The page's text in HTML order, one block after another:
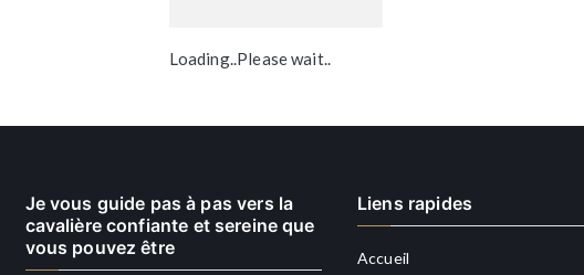
Loading..Please wait..
Je vous guide pas à pas vers la
cavalière confiante et sereine que
vous pouvez être
Liens rapides
Accueil